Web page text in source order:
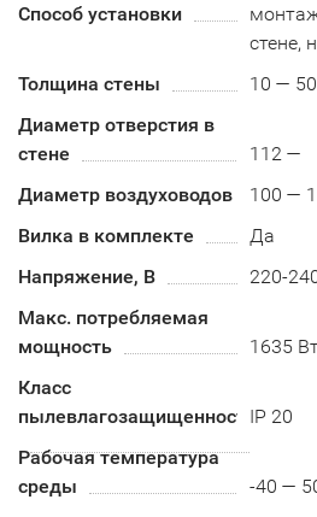
Способ установки
стене,
Толщина стены
10 —
Диаметр отверстия в
стене
112 —
Диаметр воздуховодов
100 —
Вилка в комплекте
Да
Напряжение, В
220-
Макс. потребляемая
мощность
1635
Класс
пылевлагозащищенностиIP 20
Рабочая температура
среды
-40 —